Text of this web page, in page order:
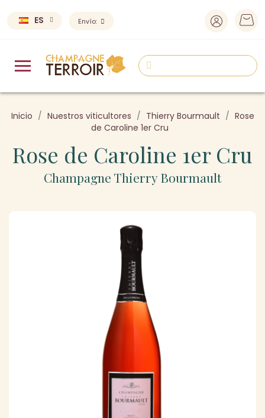
ES Envío:
Inicio Nuestros viticultores Thierry Bourmault
Rose
de Caroline 1er Cru
Rose de Caroline 1er Cru
Champagne Thierry Bourmault